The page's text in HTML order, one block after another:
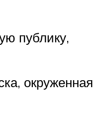
публику,
окруженная